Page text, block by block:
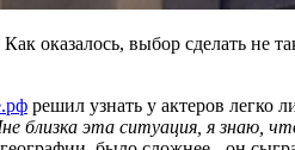
оказалось, выбор сделать не
решил узнать у актеров
близка эта ситуация, я знаю,